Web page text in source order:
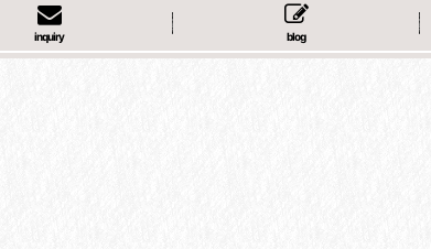
inquiry blog